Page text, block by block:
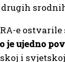
e
ujedno
i